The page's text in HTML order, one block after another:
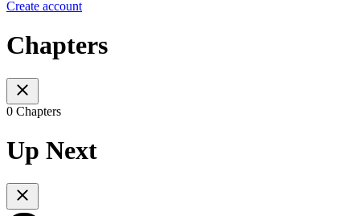
Create account
Chapters
0 Chapters
Up Next